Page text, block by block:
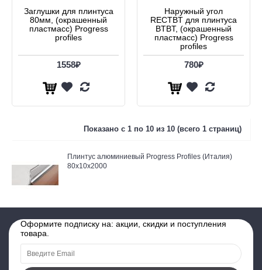
Заглушки для плинтуса
80мм, (окрашенный
пластмасс) Progress
profiles
1558₽
Наружный угол
RECTBT для плинтуса
BTBT, (окрашенный
пластмасс) Progress
profiles
780₽
Показано с 1 по 10 из 10 (всего 1 страниц)
Плинтус алюминиевый Progress Profiles (Италия)
80х10х2000
Оформите подписку на: акции, скидки и поступления
товара.